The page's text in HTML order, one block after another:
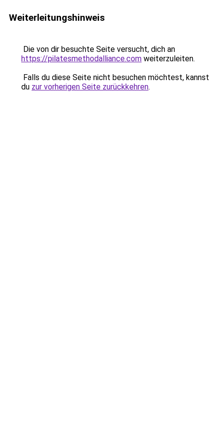
Weiterleitungshinweis
Die von dir besuchte Seite versucht, dich an
https://pilatesmethodalliance.com weiterzuleiten.
Falls du diese Seite nicht besuchen möchtest, kannst
du zur vorherigen Seite zurückkehren.